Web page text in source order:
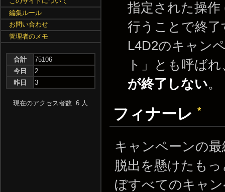
指定された操
行うことで終了
L4D2のキャン
ト」とも呼ばれ
が終了しない。
フィナーレ*
キャンペーンの
脱出を懸けたも
ぼすべてのキャ
編集ルール
お問い合わせ
管理者のメモ
合計
75106
今日
2
昨日
3
現在のアクセス者数: 6 人